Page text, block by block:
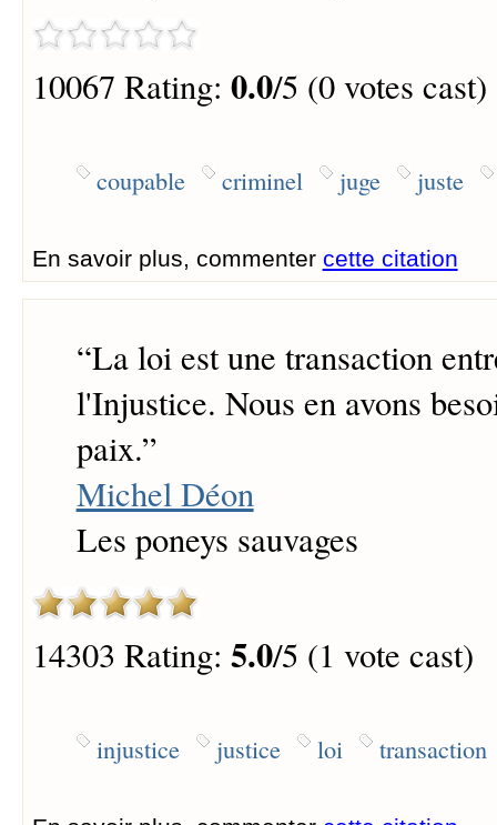
10067 Rating: 0.0/5 (0 votes cast)
coupable criminel juge juste
En savoir plus, commenter cette citation
“La loi est une transaction
l'Injustice. Nous en avons
paix.”
Michel Déon
Les poneys sauvages
14303 Rating: 5.0/5 (1 vote cast)
injustice justice loi transaction